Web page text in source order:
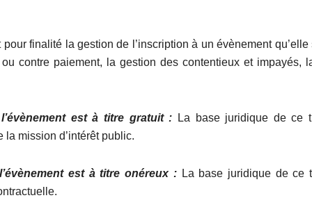
finalité la gestion de l’inscription à un évènement qu’elle
contre paiement, la gestion des contentieux et impayés,
est à titre gratuit : La base juridique de ce
la mission d’intérêt public.
est à titre onéreux :La base juridique de ce